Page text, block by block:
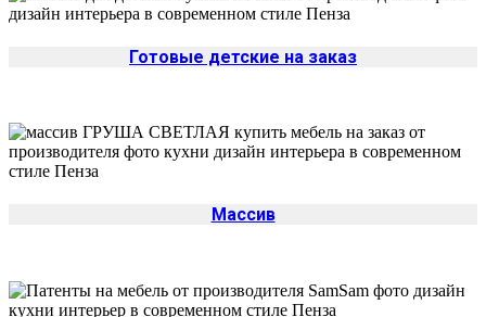
Готовые детские на заказ
Массив